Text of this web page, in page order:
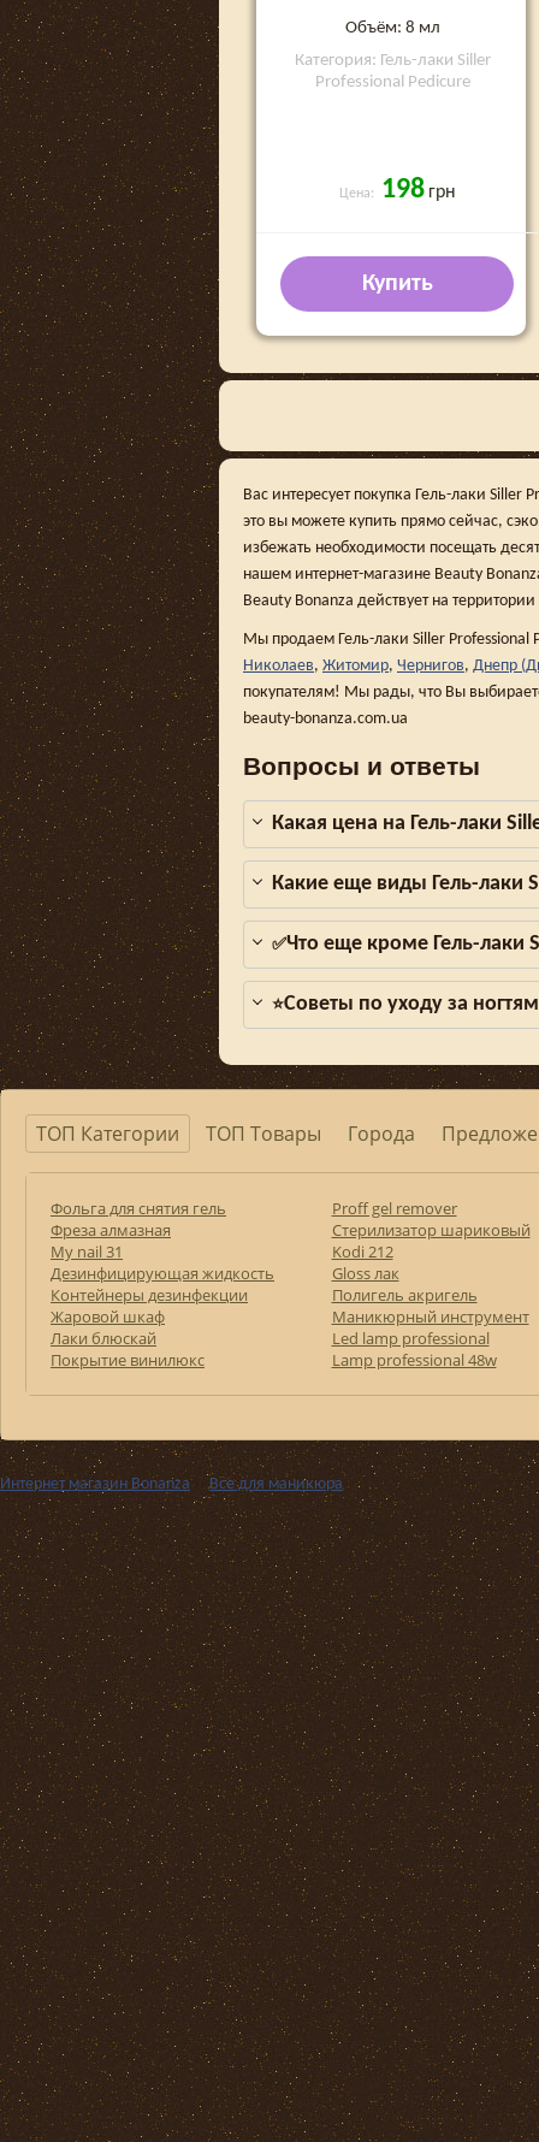
Объём: 8 мл
Категория: Гель-лаки Siller
Professional Pedicure
Цена: 198 грн
Купить
Вас интересует покупка Гель-лаки Siller
это вы можете купить прямо сейчас,
избежать необходимости посещать
нашем интернет-магазине Beauty
Beauty Bonanza действует на
Мы продаем Гель-лаки Siller Professional
Николаев, Житомир, Чернигов, Днепр
покупателям! Мы рады, что Вы
beauty-bonanza.com.ua
Вопросы и ответы
Какая цена на Гель-лаки
Какие еще виды Гель-лаки
✅Что еще кроме Гель-лаки
⭐Советы по уходу за
ТОП Категории ТОП Товары Города
Фольга для снятия гель
Фреза алмазная
My nail 31
Дезинфицирующая жидкость
Контейнеры дезинфекции
Жаровой шкаф
Лаки блюскай
Покрытие винилюкс
Proff gel remover
Стерилизатор шариковый
Kodi 212
Gloss лак
Полигель акригель
Маникюрный инструмент
Led lamp professional
Lamp professional 48w
Интернет магазин Bonanza››Все для маникюра